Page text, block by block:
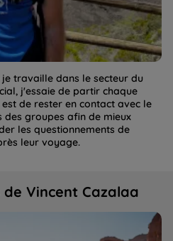
travaille dans le secteur du
j'essaie de partir chaque
est de rester en contact avec le
groupes afin de mieux
les questionnements de
leur voyage.
Vincent Cazalaa
un voyage à couper le